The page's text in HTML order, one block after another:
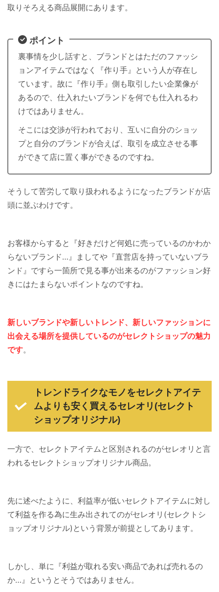
取りそろえる商品展開にあります。
ポイント
裏事情を少し話すと、ブランドとはただのファッシ
ョンアイテムではなく『作り手』という人が存在し
ています。故に『作り手』側も取引したい企業像が
あるので、仕入れたいブランドを何でも仕入れるわ
けではありません。
そこには交渉が行われており、互いに自分のショッ
プと自分のブランドが合えば、取引を成立させる事
ができて店に置く事ができるのですね。
そうして苦労して取り扱われるようになったブランドが店
頭に並ぶわけです。
お客様からすると『好きだけど何処に売っているのかわか
らないブランド…』ましてや『直営店を持っていないブラ
ンド』ですら一箇所で見る事が出来るのがファッション好
きにはたまらないポイントなのですね。
新しいブランドや新しいトレンド、新しいファッションに
出会える場所を提供しているのがセレクトショップの魅力
です。
トレンドライクなモノをセレクトアイテ
ムよりも安く買えるセレオリ(セレクト
ショップオリジナル)
一方で、セレクトアイテムと区別されるのがセレオリと言
われるセレクトショップオリジナル商品。
先に述べたように、利益率が低いセレクトアイテムに対し
て利益を作る為に生み出されてのがセレオリ(セレクトシ
ョップオリジナル)という背景が前提としてあります。
しかし、単に『利益が取れる安い商品であれば売れるの
か…』というとそうではありません。